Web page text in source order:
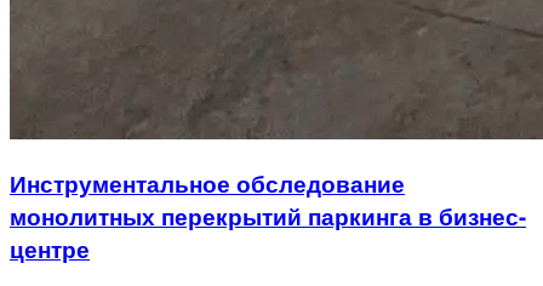
Инструментальное обследование
монолитных перекрытий паркинга в бизнес-
центре